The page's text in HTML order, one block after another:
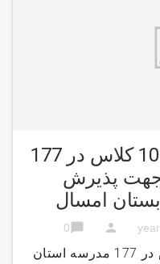
تجهيز بیش از هزار و 100 کلاس در 177
پذیرش
امسال
person
chat_bubble
0
تجهيز بیش از هزار و 100 کلاس در 177 مدرسه استان